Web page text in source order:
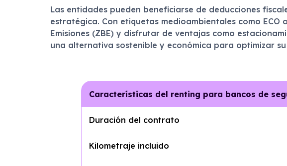
Las entidades pueden beneficiarse de deducciones
estratégica. Con etiquetas medioambientales como ECO
Emisiones (ZBE) y disfrutar de ventajas como
una alternativa sostenible y económica para optimizar
Características del renting para bancos de
Duración del contrato
Kilometraje incluido